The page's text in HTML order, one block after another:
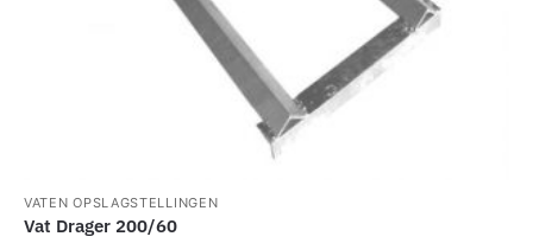
VATEN OPSLAGSTELLINGEN
Vat Drager 200/60